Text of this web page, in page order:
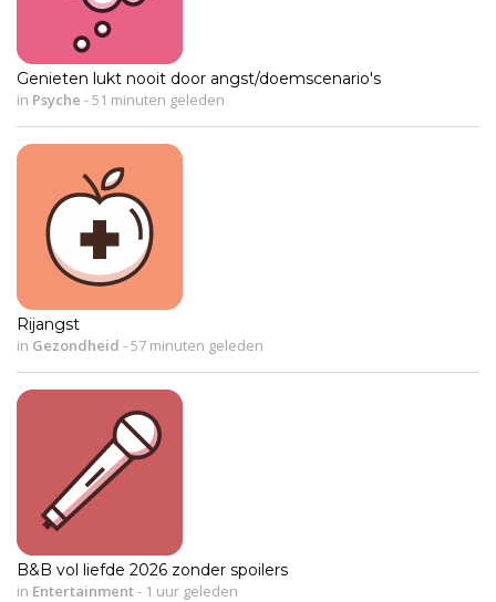
Genieten lukt nooit door angst/doemscenario's
in Psyche -51 minuten geleden
Rijangst
in Gezondheid -57 minuten geleden
B&B vol liefde 2026 zonder spoilers
in Entertainment- 1 uur geleden